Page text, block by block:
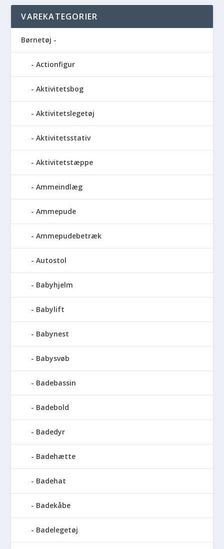
VAREKATEGORIER
Børnetøj -
Actionfigur
Aktivitetsbog
Aktivitetslegetøj
Aktivitetsstativ
Aktivitetstæppe
Ammeindlæg
Ammepude
Ammepudebetræk
Autostol
Babyhjelm
Babylift
Babynest
Babysvøb
Badebassin
Badebold
Badedyr
Badehætte
Badehat
Badekåbe
Badelegetøj